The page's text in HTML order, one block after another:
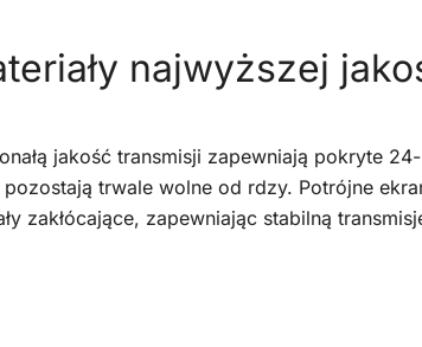
najwyższej
jakość transmisji zapewniają pokryte
trwale wolne od rdzy. Potrójne
zakłócające, zapewniając stabilną